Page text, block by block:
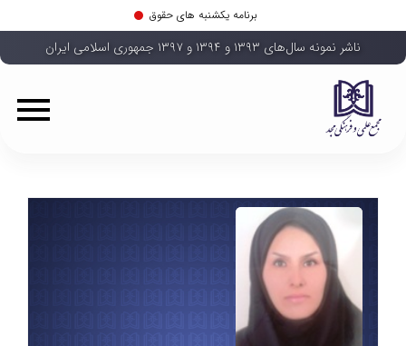
برنامه یکشنبه های حقوق
ناشر نمونه سال‌های ۱۳۹۳ و ۱۳۹۴ و ۱۳۹۷ جمهوری اسلامی ایران